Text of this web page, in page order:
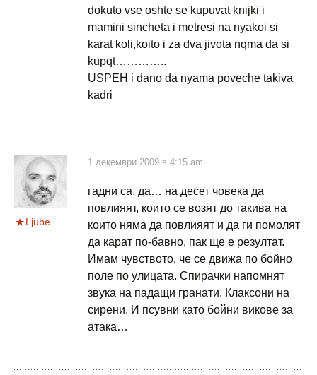
dokuto vse oshte se kupuvat knijki i
mamini sincheta i metresi na nyakoi si
karat koli,koito i za dva jivota nqma da si
kupqt…………..
USPEH i dano da nyama poveche takiva
kadri
Ljube
1 декември 2009 в 4:15 am
гадни са, да… на десет човека да
повлияят, които се возят до такива на
които няма да повлияят и да ги помолят
да карат по-бавно, пак ще е резултат.
Имам чувството, че се движа по бойно
поле по улицата. Спирачки напомнят
звука на падащи гранати. Клаксони на
сирени. И псувни като бойни викове за
атака…